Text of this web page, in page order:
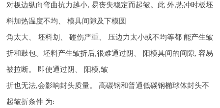
对板边纵向弯曲抗力越小, 易丧失稳定而起皱。此 外,热冲时板坯
料加热温度不均、 模具间隙及下模圆
角太大、 坯料划、 碰伤严重、 压边力太小或不均等都 能产生皱
折和鼓包。坯料产生皱折后,很难通过阴、 阳模具间的间隙, 容易
被拉断。 即使通过阴、 阳模,皱
折也无法,会影响封头质量。 高碳钢和普通低碳钢椭球体封头不
起皱折条件 为: